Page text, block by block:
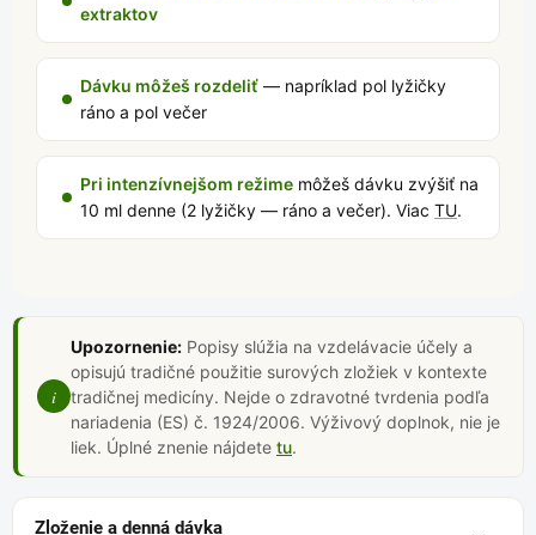
extraktov
Dávku môžeš rozdeliť — napríklad pol lyžičky
ráno a pol večer
Pri intenzívnejšom režime môžeš dávku zvýšiť na
10 ml denne (2 lyžičky — ráno a večer). Viac TU.
i
Upozornenie: Popisy slúžia na vzdelávacie účely a
opisujú tradičné použitie surových zložiek v kontexte
tradičnej medicíny. Nejde o zdravotné tvrdenia podľa
nariadenia (ES) č. 1924/2006. Výživový doplnok, nie je
liek. Úplné znenie nájdete tu.
Zloženie a denná dávka